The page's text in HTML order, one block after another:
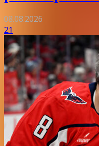
08.08.2026
21